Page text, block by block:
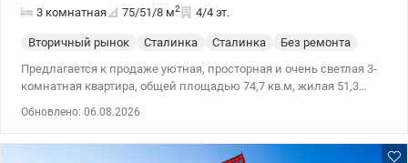
3 комнатная 75/51/8 м2 4/4 эт.
Вторичный рынок Сталинка Сталинка
Без ремонта
Предлагается к продаже уютная, просторная и очень светлая 3-
комнатная квартира, общей площадью 74,7 кв.м, жилая 51,3
приятной атмосферой уюта, тепла и домашнего комфорта.
Обновлено: 06.08.2026